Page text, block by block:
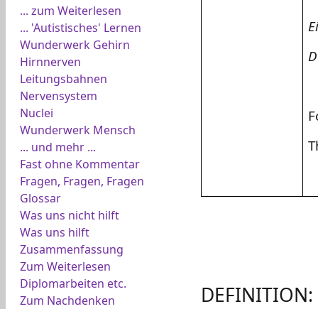
... zum Weiterlesen
... 'Autistisches' Lernen
Wunderwerk Gehirn
Hirnnerven
Leitungsbahnen
Nervensystem
Nuclei
Wunderwerk Mensch
... und mehr ...
Fast ohne Kommentar
Fragen, Fragen, Fragen
Glossar
Was uns nicht hilft
Was uns hilft
Zusammenfassung
Zum Weiterlesen
Diplomarbeiten etc.
Zum Nachdenken
DEFINITION: